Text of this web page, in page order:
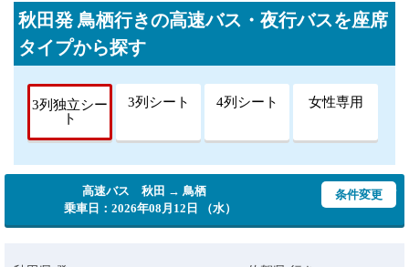
秋田発 鳥栖行きの高速バス・夜行バスを座席
タイプから探す
3列独立シー
ト
3列シート 4列シート 女性専用
高速バス 秋田 → 鳥栖
乗車日：2026年08月12日 （水）
条件変更